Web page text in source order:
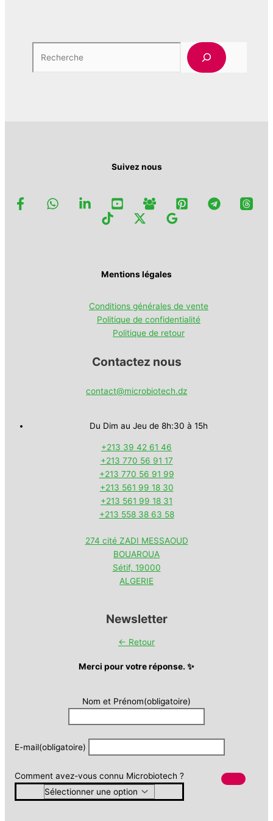
Suivez nous
Mentions légales
Conditions générales de vente
Politique de confidentialité
Politique de retour
Contactez nous
contact@microbiotech.dz
Du Dim au Jeu de 8h:30 à 15h
+213 39 42 61 46
+213 770 56 91 17
+213 770 56 91 99
+213 561 99 18 30
+213 561 99 18 31
+213 558 38 63 58
274 cité ZADI MESSAOUD
BOUAROUA
Sétif, 19000
ALGERIE
Newsletter
← Retour
Merci pour votre réponse. ✨
Nom et Prénom(obligatoire)
E-mail(obligatoire)
Comment avez-vous connu Microbiotech ?